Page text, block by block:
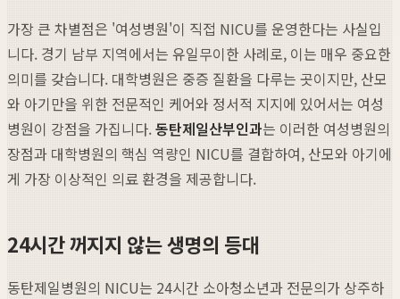
가장 큰 차별점은 '여성병원'이 직접 NICU를 운영한다는 사실입
니다. 경기 남부 지역에서는 유일무이한 사례로, 이는 매우 중요한
의미를 갖습니다. 대학병원은 중증 질환을 다루는 곳이지만, 산모
와 아기만을 위한 전문적인 케어와 정서적 지지에 있어서는 여성
병원이 강점을 가집니다.동탄제일산부인과는 이러한 여성병원의
장점과 대학병원의 핵심 역량인 NICU를 결합하여, 산모와 아기에
게 가장 이상적인 의료 환경을 제공합니다.
24시간 꺼지지 않는 생명의 등대
동탄제일병원의 NICU는 24시간 소아청소년과 전문의가 상주하